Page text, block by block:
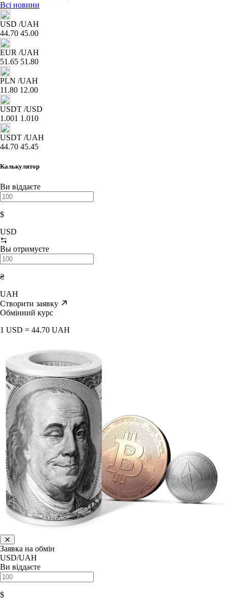
Всі новини
USD /UAH
44.70 45.00
EUR /UAH
51.65 51.80
PLN /UAH
11.80 12.00
USDT /USD
1.001 1.010
USDT /UAH
44.70 45.45
Калькулятор
Ви віддаєте
$
USD
Вы отримуєте
₴
UAH
Створити заявку
Обмінний курс
1 USD = 44.70 UAH
Заявка на обмін
USD/UAH
Ви віддаєте
$